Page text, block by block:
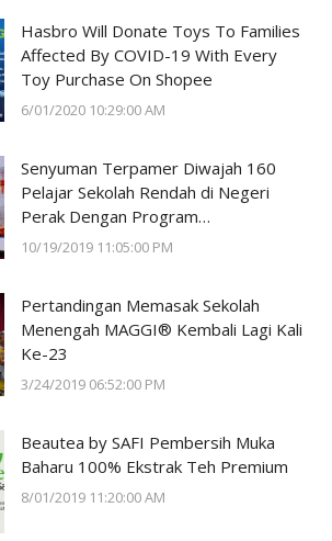
Hasbro Will Donate Toys To Families
Affected By COVID-19 With Every
Toy Purchase On Shopee
6/01/2020 10:29:00 AM
Senyuman Terpamer Diwajah 160
Pelajar Sekolah Rendah di Negeri
Perak Dengan Program
#SunwayForGood Deepavali Cheer di
10/19/2019 11:05:00 PM
Pertandingan Memasak Sekolah
Menengah MAGGI® Kembali Lagi Kali
Ke-23
3/24/2019 06:52:00 PM
Beautea by SAFI Pembersih Muka
Baharu 100% Ekstrak Teh Premium
8/01/2019 11:20:00 AM